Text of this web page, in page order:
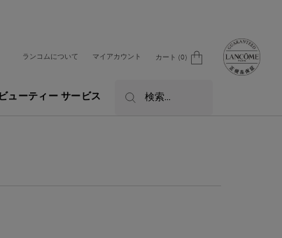
ランコムについて マイアカウント カート 0
0 カート内の製品
ビューティー サービス 検索...